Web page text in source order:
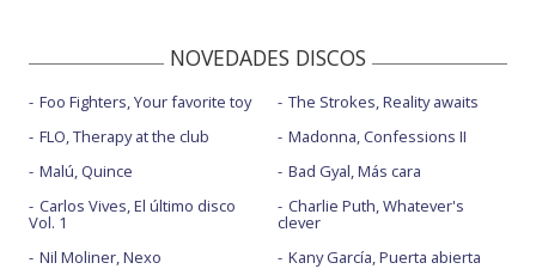
NOVEDADES DISCOS
Foo Fighters, Your favorite toy
FLO, Therapy at the club
Malú, Quince
Carlos Vives, El último disco
Vol. 1
Nil Moliner, Nexo
The Strokes, Reality awaits
Madonna, Confessions II
Bad Gyal, Más cara
Charlie Puth, Whatever's
clever
Kany García, Puerta abierta